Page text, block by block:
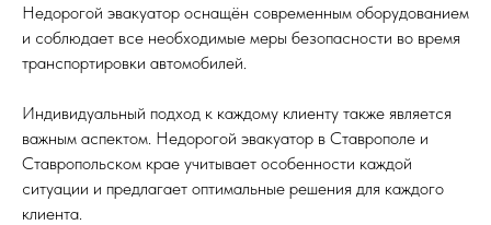
Недорогой эвакуатор оснащён современным оборудованием
и соблюдает все необходимые меры безопасности во время
транспортировки автомобилей.
Индивидуальный подход к каждому клиенту также является
важным аспектом. Недорогой эвакуатор в Ставрополе и
Ставропольском крае учитывает особенности каждой
ситуации и предлагает оптимальные решения для каждого
клиента.